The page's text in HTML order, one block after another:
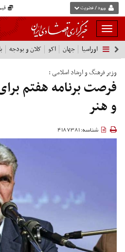
ورود / عضویت
بار
و
بسته
نمودن
فهرست
اوراسیا جهان اکو کلان و بودجه
وزیر فرهنگ و ارشاد اسلامی :
فرصت برنامه هفتم
و هنر
شناسه: 4187381